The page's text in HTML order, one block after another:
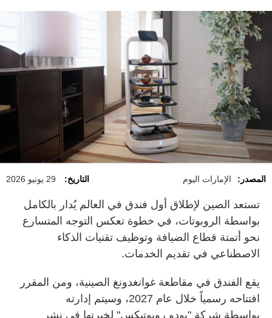
المصدر: الإمارات اليوم التاريخ: 29 يونيو 2026
تستعد الصين لإطلاق أول فندق في العالم يُدار بالكامل
بواسطة الروبوتات، في خطوة تعكس التوجه المتسارع
نحو أتمتة قطاع الضيافة وتوظيف تقنيات الذكاء
الاصطناعي في تقديم الخدمات.
يقع الفندق في مقاطعة غوانغدونغ الصينية، ومن المقرر
افتتاحه رسمياً خلال عام 2027، وسيتم إدارته
بواسطة شركة "بودو روبوتيكس" لخبرتها في نشر